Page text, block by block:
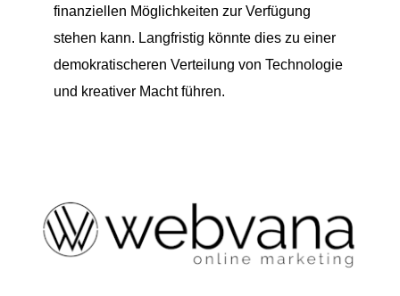
finanziellen Möglichkeiten zur Verfügung
stehen kann. Langfristig könnte dies zu einer
demokratischeren Verteilung von Technologie
und kreativer Macht führen.